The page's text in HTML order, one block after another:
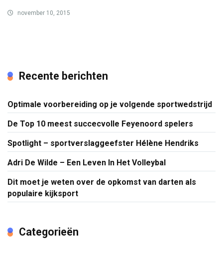
november 10, 2015
Recente berichten
Optimale voorbereiding op je volgende sportwedstrijd
De Top 10 meest succecvolle Feyenoord spelers
Spotlight – sportverslaggeefster Hélène Hendriks
Adri De Wilde – Een Leven In Het Volleybal
Dit moet je weten over de opkomst van darten als
populaire kijksport
Categorieën